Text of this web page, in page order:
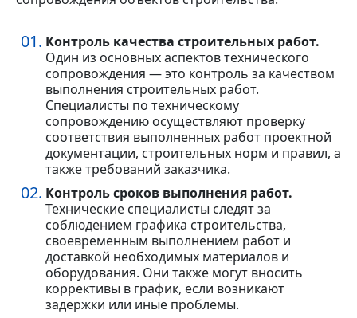
Контроль качества строительных работ.
Один из основных аспектов технического
сопровождения — это контроль за качеством
выполнения строительных работ.
Специалисты по техническому
сопровождению осуществляют проверку
соответствия выполненных работ проектной
документации, строительных норм и правил, а
также требований заказчика.
Контроль сроков выполнения работ.
Технические специалисты следят за
соблюдением графика строительства,
своевременным выполнением работ и
доставкой необходимых материалов и
оборудования. Они также могут вносить
коррективы в график, если возникают
задержки или иные проблемы.